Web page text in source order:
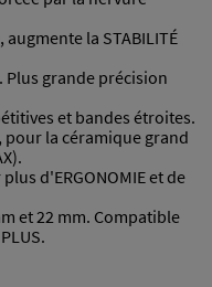
la STABILITÉ
grande précision
et bandes étroites.
pour la céramique grand
d'ERGONOMIE et de
et 22 mm. Compatible